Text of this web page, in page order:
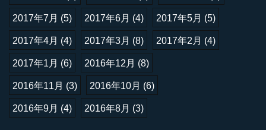
2017年7月 (5) 2017年6月 (4) 2017年5月 (5)
2017年4月 (4) 2017年3月 (8) 2017年2月 (4)
2017年1月 (6) 2016年12月 (8)
2016年11月 (3) 2016年10月 (6)
2016年9月 (4) 2016年8月 (3)